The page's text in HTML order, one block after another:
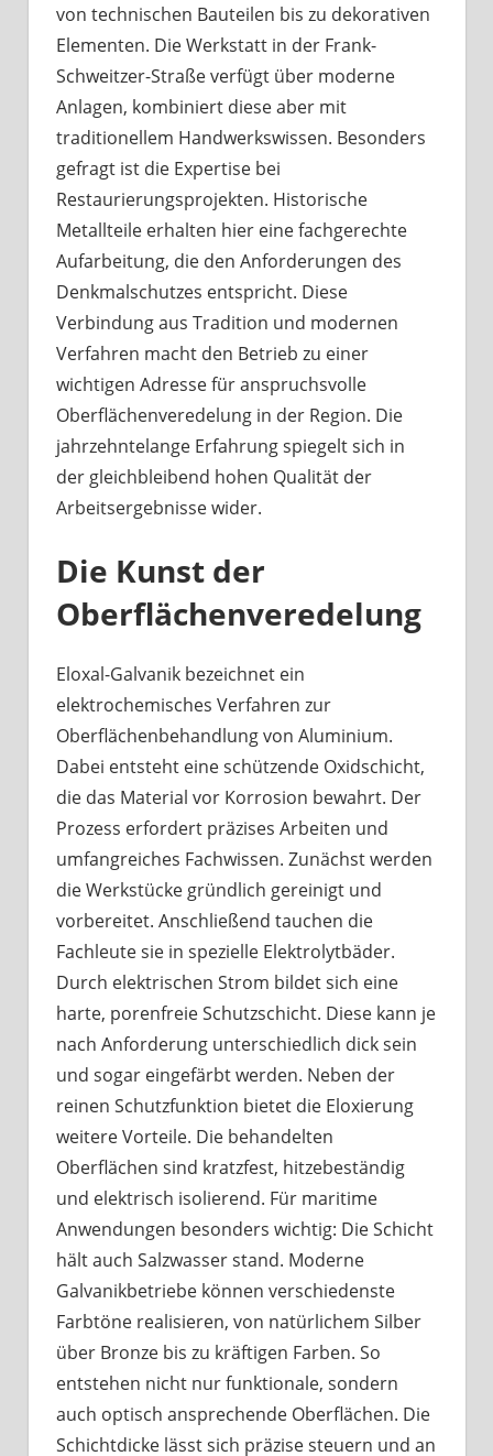
von technischen Bauteilen bis zu dekorativen
Elementen. Die Werkstatt in der Frank-
Schweitzer-Straße verfügt über moderne
Anlagen, kombiniert diese aber mit
traditionellem Handwerkswissen. Besonders
gefragt ist die Expertise bei
Restaurierungsprojekten. Historische
Metallteile erhalten hier eine fachgerechte
Aufarbeitung, die den Anforderungen des
Denkmalschutzes entspricht. Diese
Verbindung aus Tradition und modernen
Verfahren macht den Betrieb zu einer
wichtigen Adresse für anspruchsvolle
Oberflächenveredelung in der Region. Die
jahrzehntelange Erfahrung spiegelt sich in
der gleichbleibend hohen Qualität der
Arbeitsergebnisse wider.
Die Kunst der
Oberflächenveredelung
Eloxal-Galvanik bezeichnet ein
elektrochemisches Verfahren zur
Oberflächenbehandlung von Aluminium.
Dabei entsteht eine schützende Oxidschicht,
die das Material vor Korrosion bewahrt. Der
Prozess erfordert präzises Arbeiten und
umfangreiches Fachwissen. Zunächst werden
die Werkstücke gründlich gereinigt und
vorbereitet. Anschließend tauchen die
Fachleute sie in spezielle Elektrolytbäder.
Durch elektrischen Strom bildet sich eine
harte, porenfreie Schutzschicht. Diese kann je
nach Anforderung unterschiedlich dick sein
und sogar eingefärbt werden. Neben der
reinen Schutzfunktion bietet die Eloxierung
weitere Vorteile. Die behandelten
Oberflächen sind kratzfest, hitzebeständig
und elektrisch isolierend. Für maritime
Anwendungen besonders wichtig: Die Schicht
hält auch Salzwasser stand. Moderne
Galvanikbetriebe können verschiedenste
Farbtöne realisieren, von natürlichem Silber
über Bronze bis zu kräftigen Farben. So
entstehen nicht nur funktionale, sondern
auch optisch ansprechende Oberflächen. Die
Schichtdicke lässt sich präzise steuern und an